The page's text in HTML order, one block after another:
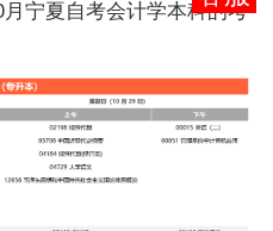
宁夏自考会计学本科的考